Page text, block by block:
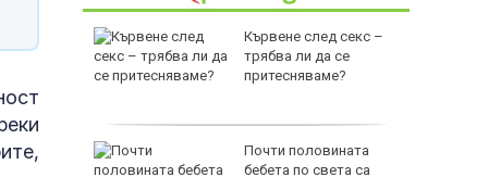
Жега до
Кървене след секс –
трябва ли да се
притесняваме?
Почти половината
бебета по света са